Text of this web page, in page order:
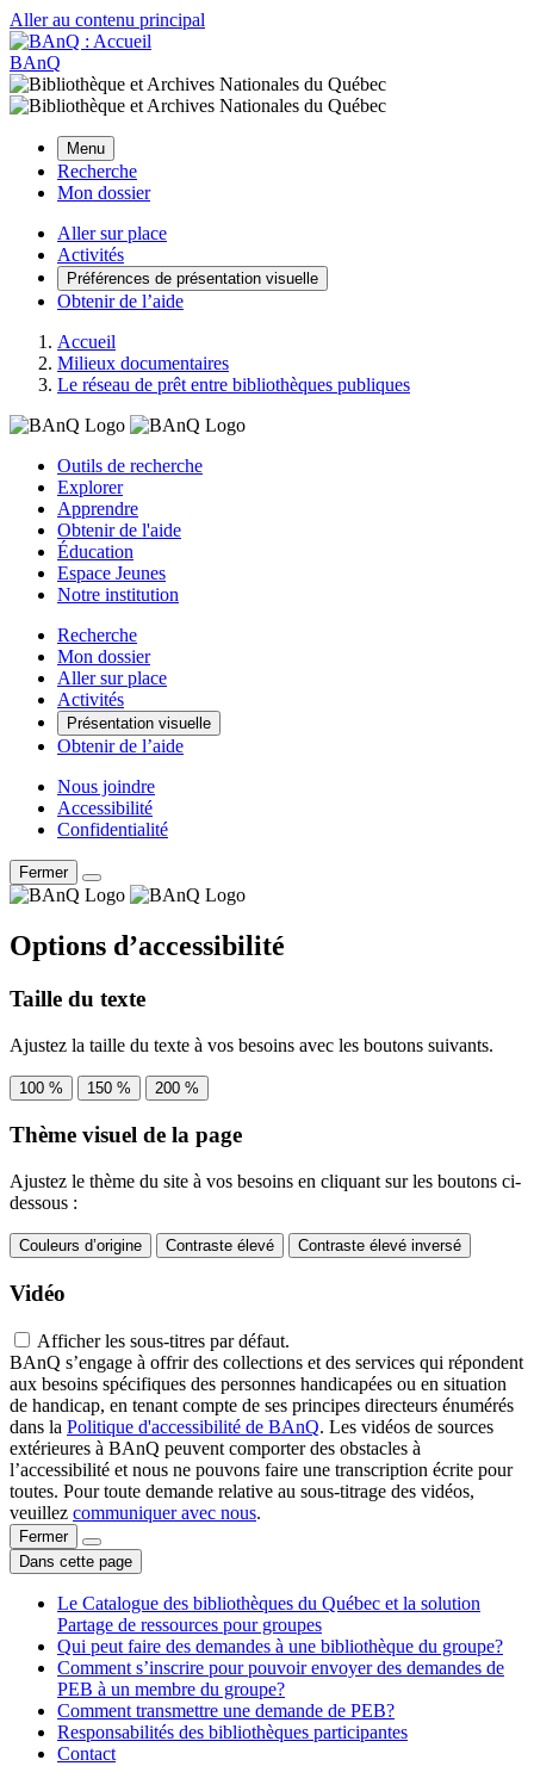
Aller au contenu principal
BAnQ
Menu
Recherche
Mon dossier
Aller sur place
Activités
Préférences de présentation visuelle
Obtenir de l’aide
Accueil
Milieux documentaires
Le réseau de prêt entre bibliothèques publiques
Outils de recherche
Explorer
Apprendre
Obtenir de l'aide
Éducation
Espace Jeunes
Notre institution
Recherche
Mon dossier
Aller sur place
Activités
Présentation visuelle
Obtenir de l’aide
Nous joindre
Accessibilité
Confidentialité
Fermer
Options d’accessibilité
Taille du texte
Ajustez la taille du texte à vos besoins avec les boutons suivants.
100 % 150 % 200 %
Thème visuel de la page
Ajustez le thème du site à vos besoins en cliquant sur les boutons ci-
dessous :
Couleurs d’origine Contraste élevé Contraste élevé inversé
Vidéo
Afficher les sous-titres par défaut.
BAnQ s’engage à offrir des collections et des services qui répondent
aux besoins spécifiques des personnes handicapées ou en situation
de handicap, en tenant compte de ses principes directeurs énumérés
dans la Politique d'accessibilité de BAnQ. Les vidéos de sources
extérieures à BAnQ peuvent comporter des obstacles à
l’accessibilité et nous ne pouvons faire une transcription écrite pour
toutes. Pour toute demande relative au sous-titrage des vidéos,
veuillez communiquer avec nous.
Fermer
Dans cette page
Le Catalogue des bibliothèques du Québec et la solution
Partage de ressources pour groupes
Qui peut faire des demandes à une bibliothèque du groupe?
Comment s’inscrire pour pouvoir envoyer des demandes de
PEB à un membre du groupe?
Comment transmettre une demande de PEB?
Responsabilités des bibliothèques participantes
Contact